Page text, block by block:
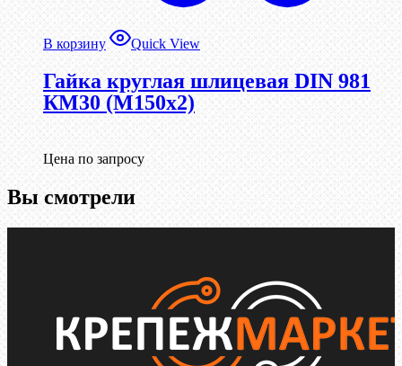
В корзину Quick View
Гайка круглая шлицевая DIN 981
КМ30 (М150х2)
Цена по запросу
Вы смотрели